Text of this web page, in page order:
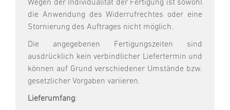
Wegen der Individualität der Fertigung ist sowohl
die Anwendung des Widerrufrechtes oder eine
Stornierung des Auftrages nicht möglich.
Die angegebenen Fertigungszeiten sind
ausdrücklich kein verbindlicher Liefertermin und
können auf Grund verschiedener Umstände bzw.
gesetzlicher Vorgaben variieren.
Lieferumfang: